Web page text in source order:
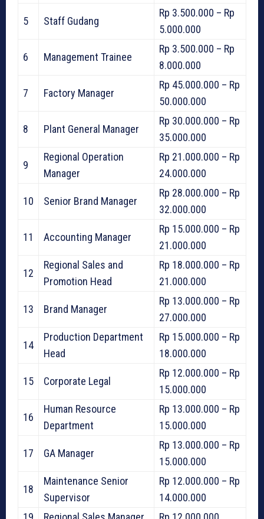
5 Staff Gudang
Rp 3.500.000 – Rp
5.000.000
6 Management Trainee
Rp 3.500.000 – Rp
8.000.000
7 Factory Manager
Rp 45.000.000 – Rp
50.000.000
8 Plant General Manager
Rp 30.000.000 – Rp
35.000.000
9
Regional Operation
Manager
Rp 21.000.000 – Rp
24.000.000
10 Senior Brand Manager
Rp 28.000.000 – Rp
32.000.000
11 Accounting Manager
Rp 15.000.000 – Rp
21.000.000
12
Regional Sales and
Promotion Head
Rp 18.000.000 – Rp
21.000.000
13 Brand Manager
Rp 13.000.000 – Rp
27.000.000
14
Production Department
Head
Rp 15.000.000 – Rp
18.000.000
15 Corporate Legal
Rp 12.000.000 – Rp
15.000.000
16
Human Resource
Department
Rp 13.000.000 – Rp
15.000.000
17 GA Manager
Rp 13.000.000 – Rp
15.000.000
18
Maintenance Senior
Supervisor
Rp 12.000.000 – Rp
14.000.000